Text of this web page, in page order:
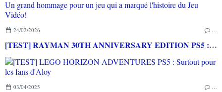
24/02/2026 …
[TEST] RAYMAN 30TH ANNIVERSARY EDITION PS5 : Un grand hommage pour un jeu qui a marqué l'histoire du Jeu Vidéo!
03/04/2025 …